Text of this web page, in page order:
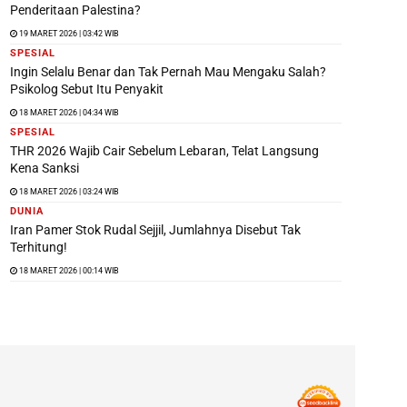
Penderitaan Palestina?
19 MARET 2026 | 03:42 WIB
SPESIAL
Ingin Selalu Benar dan Tak Pernah Mau Mengaku Salah?
Psikolog Sebut Itu Penyakit
18 MARET 2026 | 04:34 WIB
SPESIAL
THR 2026 Wajib Cair Sebelum Lebaran, Telat Langsung
Kena Sanksi
18 MARET 2026 | 03:24 WIB
DUNIA
Iran Pamer Stok Rudal Sejjil, Jumlahnya Disebut Tak
Terhitung!
18 MARET 2026 | 00:14 WIB